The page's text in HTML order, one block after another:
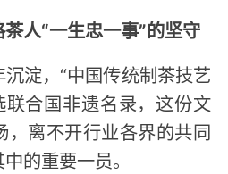
人“一生忠一事”的坚守
淀，“中国传统制茶技艺
合国非遗名录，这份文
，离不开行业各界的共同
的重要一员。